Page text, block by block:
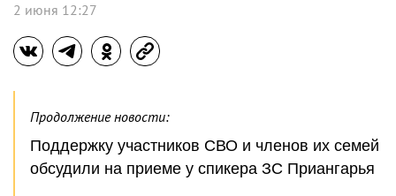
2 июня 12:27
Продолжение новости:
Поддержку участников СВО и членов их семей
обсудили на приеме у спикера ЗС Приангарья